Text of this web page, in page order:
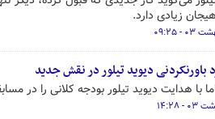
زیادی دارد.
باورنکردنی دیوید تیلور در نقش جدید
با هدایت دیوید تیلور بودجه کلانی را در